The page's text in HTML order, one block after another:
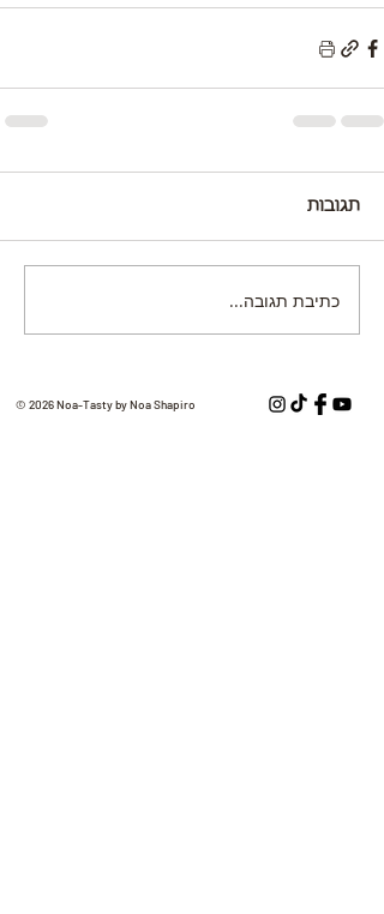
תגובות
כתיבת תגובה...
© 2026 Noa-Tasty by Noa Shapiro